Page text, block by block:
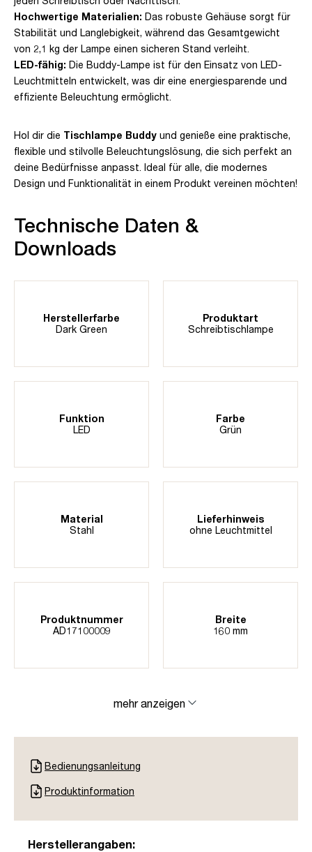
Hochwertige Materialien: Das robuste Gehäuse sorgt für
Stabilität und Langlebigkeit, während das Gesamtgewicht
von 2,1 kg der Lampe einen sicheren Stand verleiht.
LED-fähig: Die Buddy-Lampe ist für den Einsatz von LED-
Leuchtmitteln entwickelt, was dir eine energiesparende und
effiziente Beleuchtung ermöglicht.
Hol dir die Tischlampe Buddy und genieße eine praktische,
flexible und stilvolle Beleuchtungslösung, die sich perfekt an
deine Bedürfnisse anpasst. Ideal für alle, die modernes
Design und Funktionalität in einem Produkt vereinen möchten!
Technische Daten &
Downloads
Herstellerfarbe
Dark Green
Produktart
Schreibtischlampe
Funktion
LED
Farbe
Grün
Material
Stahl
Lieferhinweis
ohne Leuchtmittel
Produktnummer
AD17100009
Breite
160 mm
mehr anzeigen
Bedienungsanleitung
Produktinformation
Herstellerangaben: